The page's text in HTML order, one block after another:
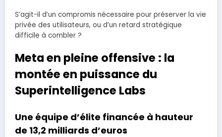
S’agit-il d’un compromis nécessaire pour préserver la vie
privée des utilisateurs, ou d’un retard stratégique
difficile à combler ?
Meta en pleine offensive : la
montée en puissance du
Superintelligence Labs
Une équipe d’élite financée à hauteur
de 13,2 milliards d’euros